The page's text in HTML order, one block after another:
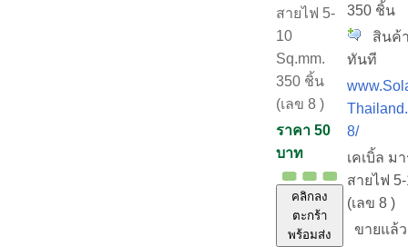
สายไฟ 5-
10
Sq.mm.
350 ชิ้น
(เลข 8 )
ราคา 50
บาท
คลิกลง
ตะกร้า
พร้อมส่ง
350 ชิ้น
สินค้
ทันที
8/
เคเบิ้ล ม
สายไฟ
(เลข 8 )
ขายแ